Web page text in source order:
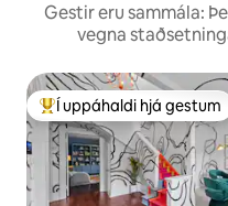
Gestir eru sammála:
vegna
Í mestu uppáhaldi hjá
Í uppáhaldi hjá gestum